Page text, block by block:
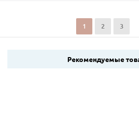
1 2 3
Рекомендуемые